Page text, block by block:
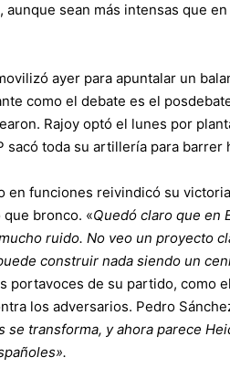
sean más intensas que
ayer para apuntalar un
como el debate es el
Rajoy optó el lunes por
sacó toda su artillería para barrer
en funciones reivindicó su
bronco. «Quedó claro que en
ruido. No veo un proyecto
construir nada siendo un
portavoces de su partido, como
los adversarios. Pedro
se transforma, y ahora parece